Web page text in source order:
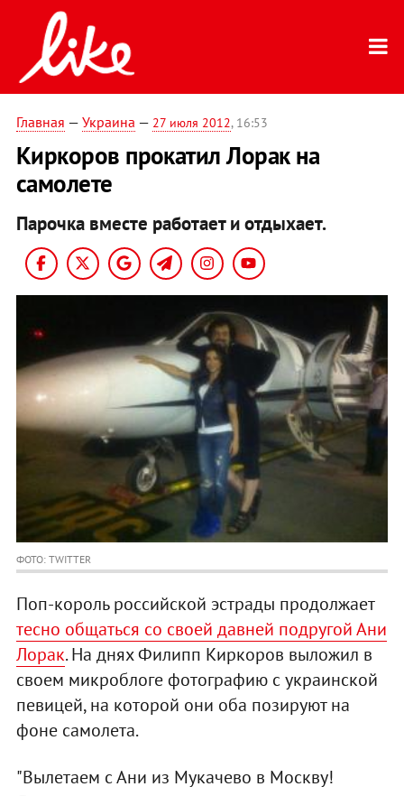
Главная — Украина — 27 июля 2012, 16:53
Киркоров прокатил Лорак на
самолете
Парочка вместе работает и отдыхает.
ФОТО: TWITTER
Поп-король российской эстрады продолжает
тесно общаться со своей давней подругой Ани
Лорак. На днях Филипп Киркоров выложил в
своем микроблоге фотографию с украинской
певицей, на которой они оба позируют на
фоне самолета.
"Вылетаем с Ани из Мукачево в Москву!